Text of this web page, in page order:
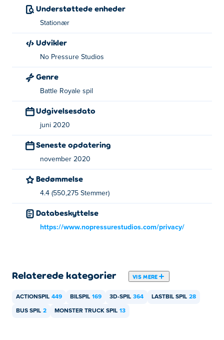
Understøttede enheder
Stationær
Udvikler
No Pressure Studios
Genre
Battle Royale spil
Udgivelsesdato
juni 2020
Seneste opdatering
november 2020
Bedømmelse
4.4 (550,275 Stemmer)
Databeskyttelse
https://www.nopressurestudios.com/privacy/
Relaterede kategorier VIS MERE
ACTIONSPIL 449 BILSPIL 169 3D-SPIL 364 LASTBIL SPIL 28
BUS SPIL 2 MONSTER TRUCK SPIL 13